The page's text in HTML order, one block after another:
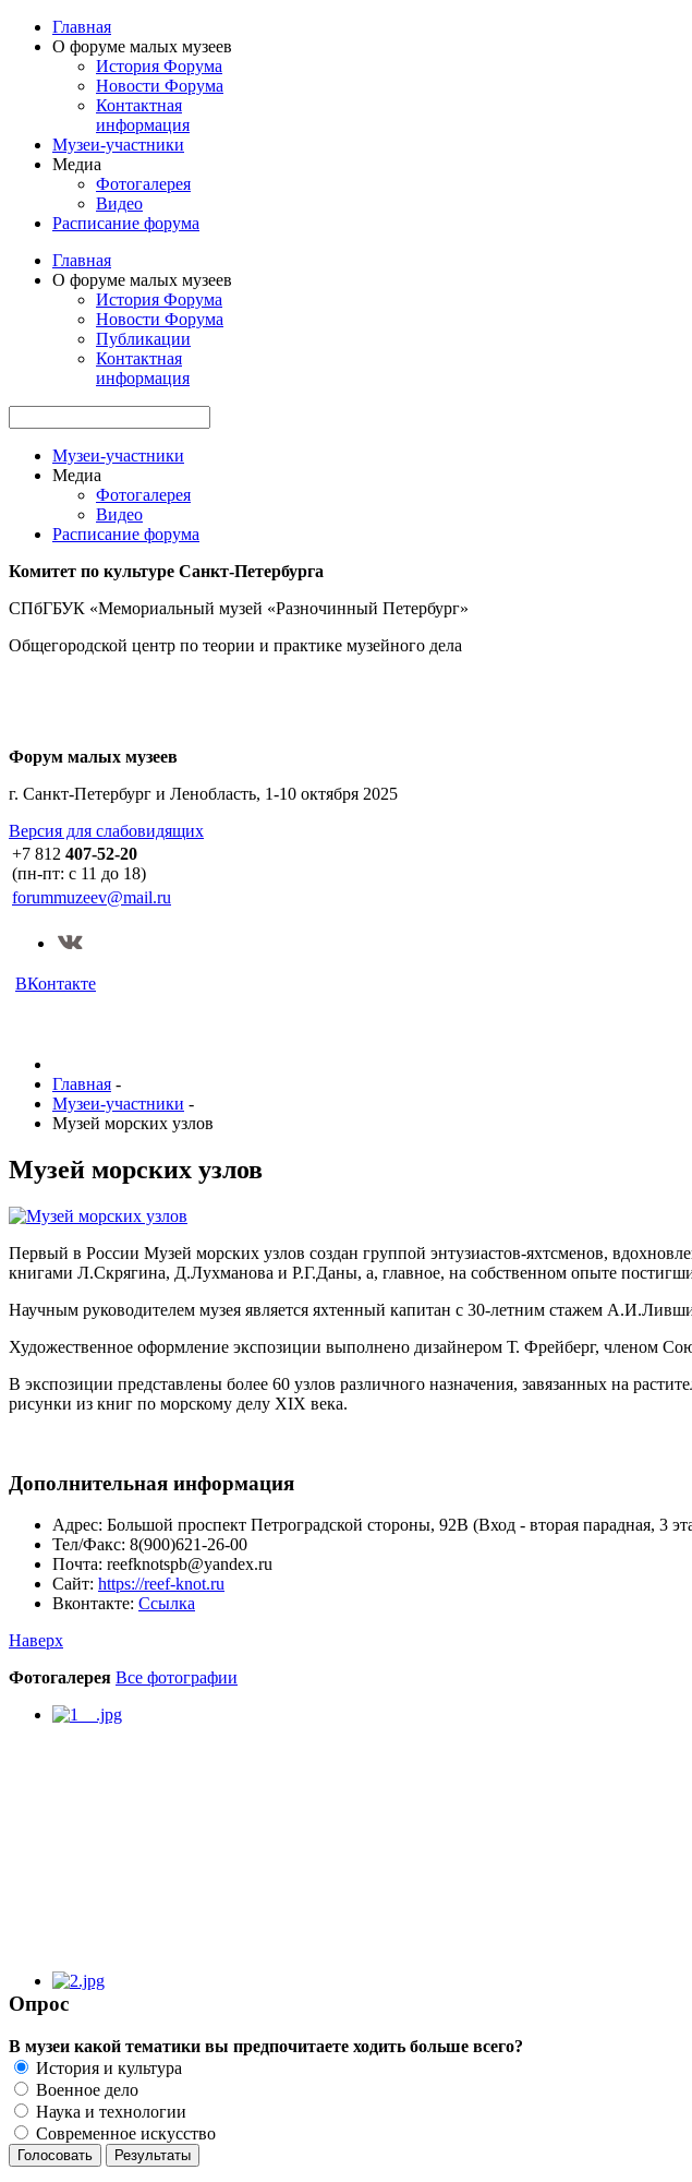
Главная
О форуме малых музеев
История Форума
Новости Форума
Контактная
информация
Музеи-участники
Медиа
Фотогалерея
Видео
Расписание форума
Главная
О форуме малых музеев
История Форума
Новости Форума
Публикации
Контактная
информация
Музеи-участники
Медиа
Фотогалерея
Видео
Расписание форума
Комитет по культуре Санкт-Петербурга
СПбГБУК «Мемориальный музей «Разночинный Петербург»
Общегородской центр по теории и практике музейного дела
Форум малых музеев
г. Санкт-Петербург и Ленобласть, 1-10 октября 2025
Версия для слабовидящих
+7 812 407-52-20
(пн-пт: с 11 до 18)
forummuzeev@mail.ru
ВКонтакте
Главная -
Музеи-участники -
Музей морских узлов
Музей морских узлов
Первый в России Музей морских узлов создан группой энтузиастов-яхтсменов,
книгами Л.Скрягина, Д.Лухманова и Р.Г.Даны, а, главное, на собственном опыте
Научным руководителем музея является яхтенный капитан с 30-летним стажем
Художественное оформление экспозиции выполнено дизайнером Т. Фрейберг, членом
В экспозиции представлены более 60 узлов различного назначения, завязанных на
рисунки из книг по морскому делу ХIХ века.
Дополнительная информация
Адрес: Большой проспект Петроградской стороны, 92В (Вход - вторая парадная, 3
Тел/Факс: 8(900)621-26-00
Почта: reefknotspb@yandex.ru
Сайт: https://reef-knot.ru
Вконтакте: Ссылка
Наверх
Фотогалерея Все фотографии
Опрос
В музеи какой тематики вы предпочитаете ходить больше всего?
История и культура
Военное дело
Наука и технологии
Современное искусство